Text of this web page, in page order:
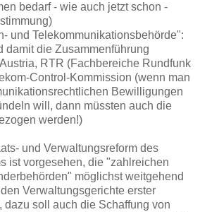
bedarf - wie auch jetzt schon -
und Telekommunikationsbehörde":
damit die Zusammenführung
RTR (Fachbereiche Rundfunk
Control-Kommission (wenn man
Bewilligungen
will, dann müssten auch die
werden!)
und Verwaltungsreform des
ist vorgesehen, die "zahlreichen
möglichst weitgehend
Verwaltungsgerichte erster
dazu soll auch die Schaffung von